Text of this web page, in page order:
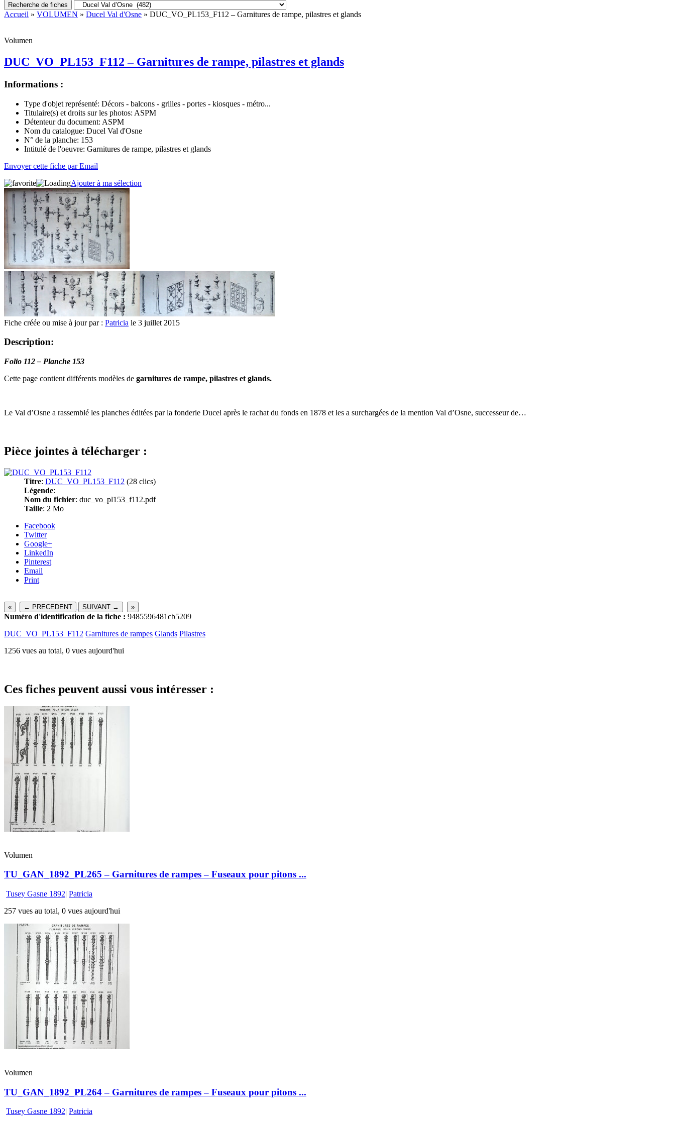
Recherche de fiches
Accueil » VOLUMEN » Ducel Val d'Osne » DUC_VO_PL153_F112 – Garnitures de rampe, pilastres et glands
Volumen
DUC_VO_PL153_F112 – Garnitures de rampe, pilastres et glands
Informations :
Type d'objet représenté: Décors - balcons - grilles - portes - kiosques - métro...
Titulaire(s) et droits sur les photos: ASPM
Détenteur du document: ASPM
Nom du catalogue: Ducel Val d'Osne
N° de la planche: 153
Intitulé de l'oeuvre: Garnitures de rampe, pilastres et glands
Envoyer cette fiche par Email
Ajouter à ma sélection
Fiche créée ou mise à jour par : Patricia le 3 juillet 2015
Description:
Folio 112 – Planche 153
Cette page contient différents modèles de garnitures de rampe, pilastres et glands.
Le Val d’Osne a rassemblé les planches éditées par la fonderie Ducel après le rachat du fonds en 1878 et les a surchargées de la mention Val d’Osne, successeur de…
Pièce jointes à télécharger :
Titre: DUC_VO_PL153_F112 (28 clics)
Légende:
Nom du fichier: duc_vo_pl153_f112.pdf
Taille: 2 Mo
Facebook
Twitter
Google+
LinkedIn
Pinterest
Email
Print
« ← PRECEDENT SUIVANT → »
Numéro d'identification de la fiche : 9485596481cb5209
DUC_VO_PL153_F112 Garnitures de rampes Glands Pilastres
1256 vues au total, 0 vues aujourd'hui
Ces fiches peuvent aussi vous intéresser :
Volumen
TU_GAN_1892_PL265 – Garnitures de rampes – Fuseaux pour pitons ...
Tusey Gasne 1892| Patricia
257 vues au total, 0 vues aujourd'hui
Volumen
TU_GAN_1892_PL264 – Garnitures de rampes – Fuseaux pour pitons ...
Tusey Gasne 1892 Patricia